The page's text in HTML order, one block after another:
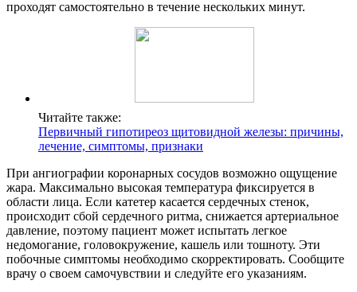
проходят самостоятельно в течение нескольких минут.
Читайте также:
Первичный гипотиреоз щитовидной железы: причины,
лечение, симптомы, признаки
При ангиографии коронарных сосудов возможно ощущение
жара. Максимально высокая температура фиксируется в
области лица. Если катетер касается сердечных стенок,
происходит сбой сердечного ритма, снижается артериальное
давление, поэтому пациент может испытать легкое
недомогание, головокружение, кашель или тошноту. Эти
побочные симптомы необходимо скорректировать. Сообщите
врачу о своем самочувствии и следуйте его указаниям.